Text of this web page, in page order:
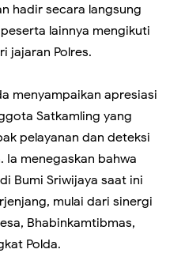
hadir secara langsung
lainnya mengikuti
jajaran Polres.
menyampaikan apresiasi
Satkamling yang
pelayanan dan deteksi
menegaskan bahwa
Bumi Sriwijaya saat ini
mulai dari sinergi
Bhabinkamtibmas,
Polda.